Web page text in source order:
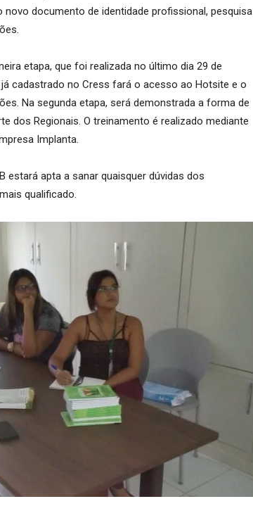
documento de identidade profissional, pesquisa
etapa, que foi realizada no último dia 29 de
cadastrado no Cress fará o acesso ao Hotsite e o
Na segunda etapa, será demonstrada a forma de
dos Regionais. O treinamento é realizado mediante
Implanta.
estará apta a sanar quaisquer dúvidas dos
qualificado.